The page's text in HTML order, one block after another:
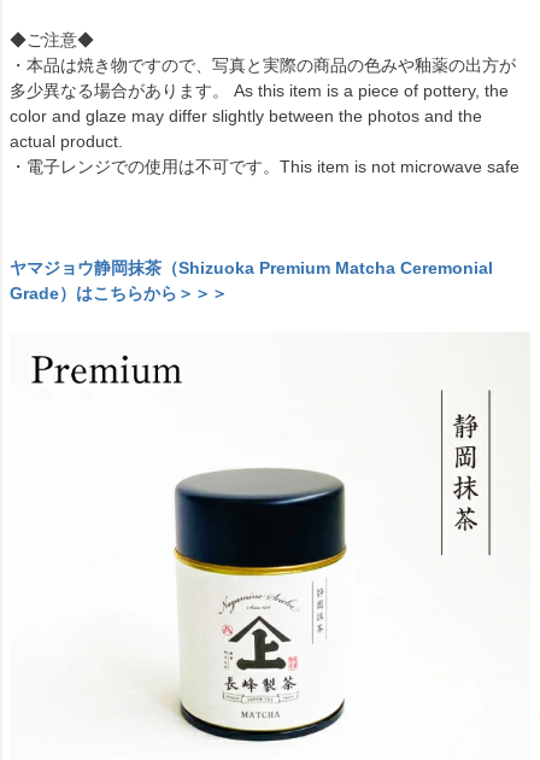
◆ご注意◆
・本品は焼き物ですので、写真と実際の商品の色みや釉薬の出方が
多少異なる場合があります。 As this item is a piece of pottery, the
color and glaze may differ slightly between the photos and the
actual product.
・電子レンジでの使用は不可です。This item is not microwave safe
ヤマジョウ静岡抹茶（Shizuoka Premium Matcha Ceremonial
Grade）はこちらから＞＞＞